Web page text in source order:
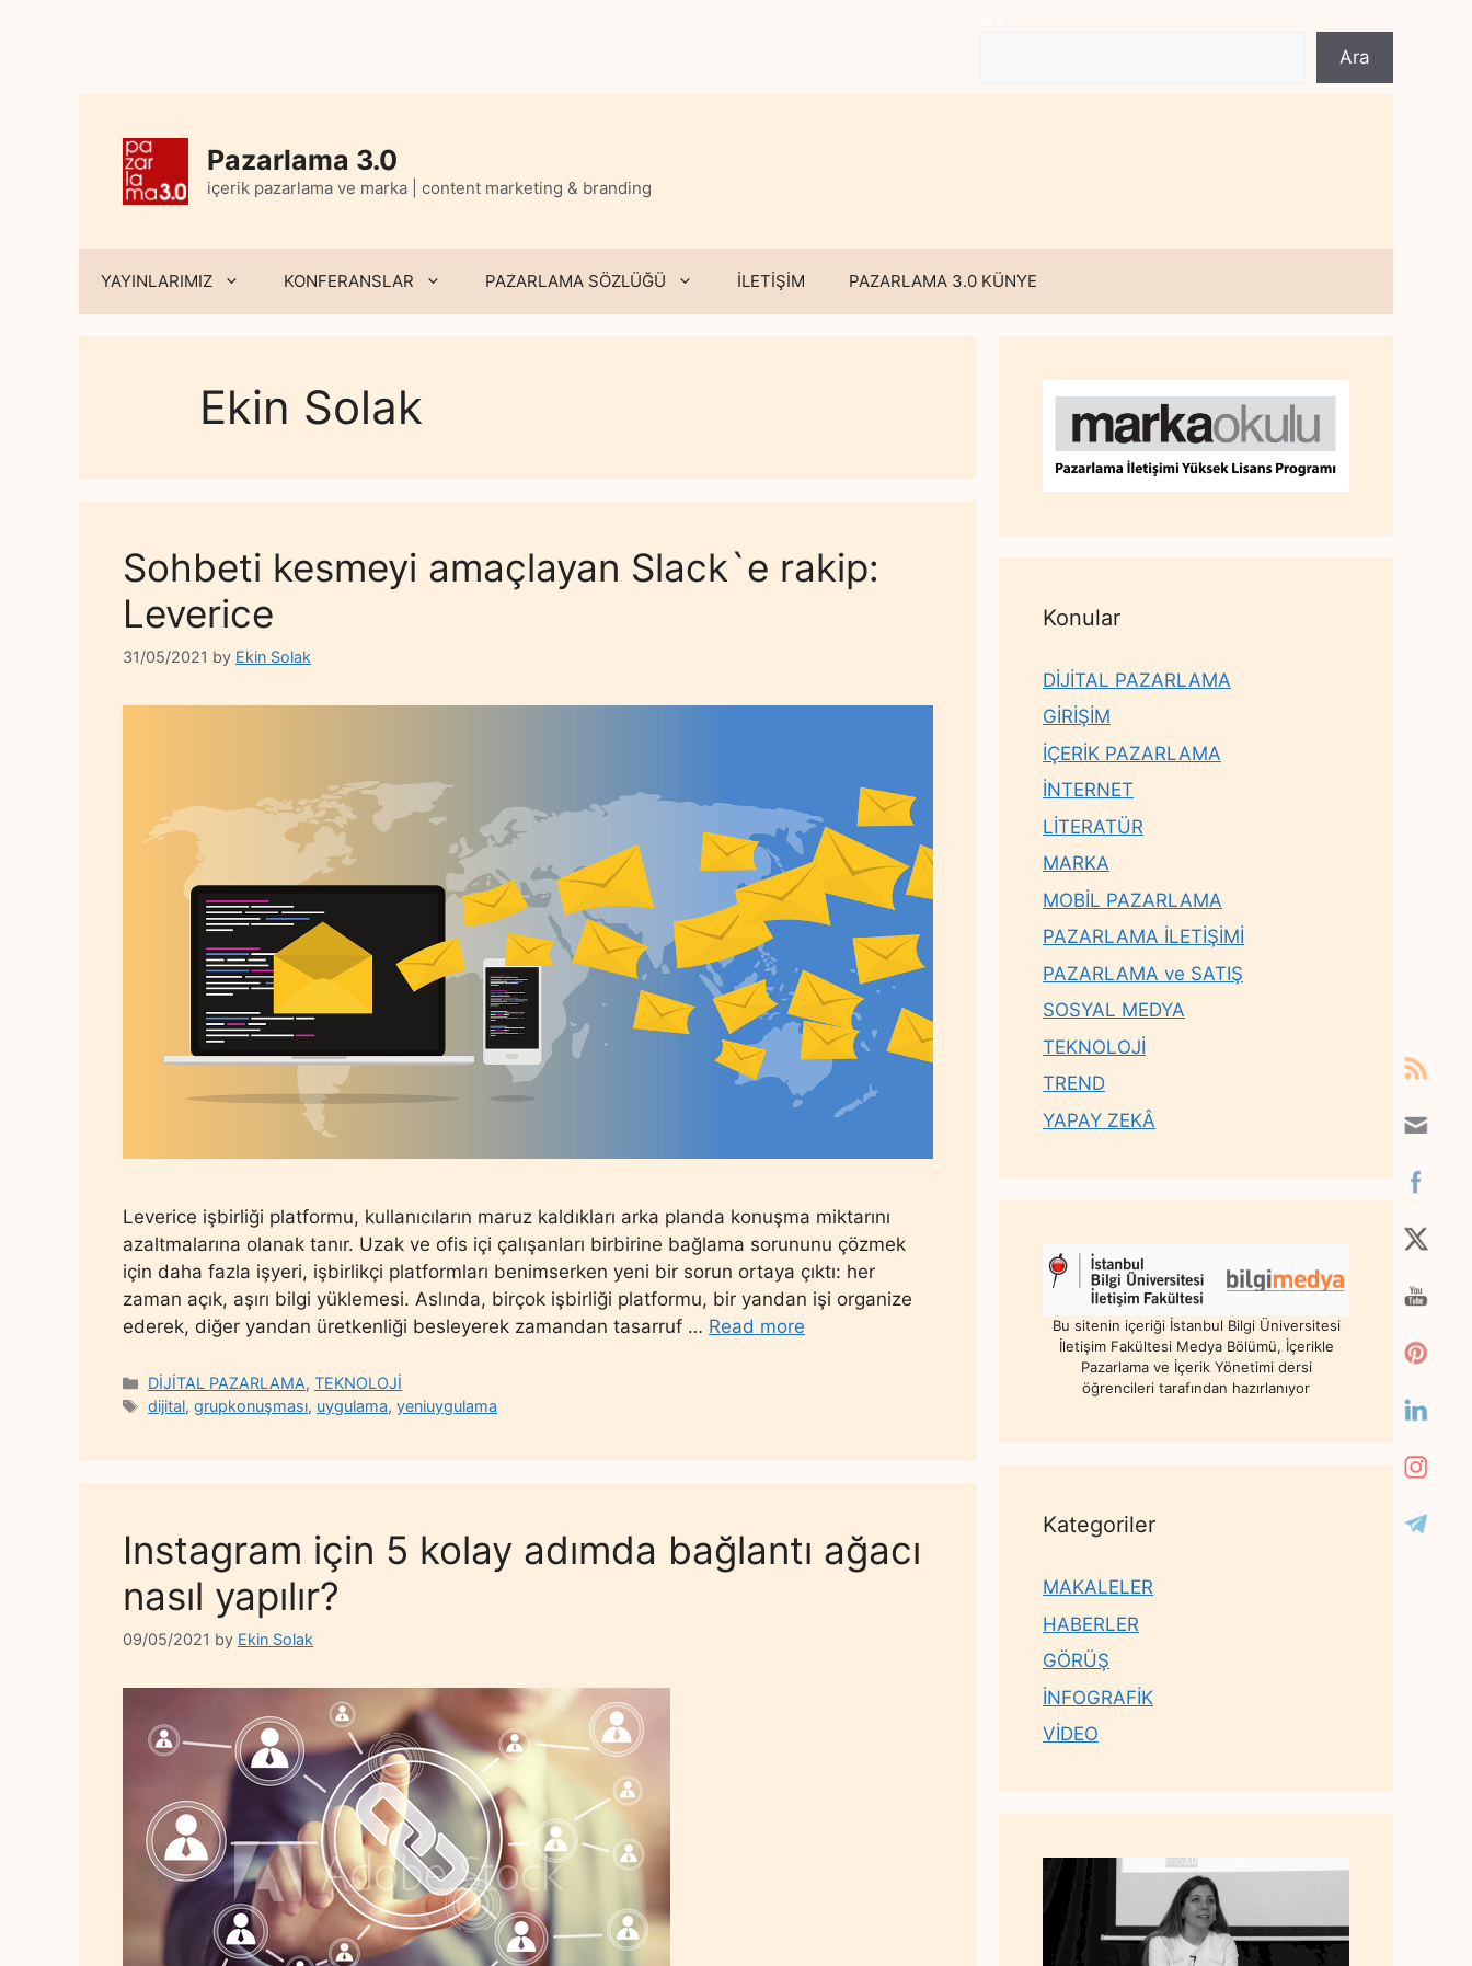
Ara
Pazarlama 3.0
içerik pazarlama ve marka | content marketing & branding
YAYINLARIMIZ KONFERANSLAR PAZARLAMA SÖZLÜĞÜ İLETİŞİM PAZARLAMA 3.0 KÜNYE
Ekin Solak
Sohbeti kesmeyi amaçlayan Slack`e rakip:
Leverice
31/05/2021 by Ekin Solak
Leverice işbirliği platformu, kullanıcıların maruz kaldıkları arka planda konuşma miktarını
azaltmalarına olanak tanır. Uzak ve ofis içi çalışanları birbirine bağlama sorununu çözmek
için daha fazla işyeri, işbirlikçi platformları benimserken yeni bir sorun ortaya çıktı: her
zaman açık, aşırı bilgi yüklemesi. Aslında, birçok işbirliği platformu, bir yandan işi organize
ederek, diğer yandan üretkenliği besleyerek zamandan tasarruf … Read more
Categories
DİJİTAL PAZARLAMA,TEKNOLOJİ
Tags
dijital,grupkonuşması, uygulama,yeniuygulama
Instagram için 5 kolay adımda bağlantı ağacı
nasıl yapılır?
09/05/2021 by Ekin Solak
Konular
DİJİTAL PAZARLAMA
GİRİŞİM
İÇERİK PAZARLAMA
İNTERNET
LİTERATÜR
MARKA
MOBİL PAZARLAMA
PAZARLAMA İLETİŞİMİ
PAZARLAMA ve SATIŞ
SOSYAL MEDYA
TEKNOLOJİ
TREND
YAPAY ZEKÂ
Bu sitenin içeriği İstanbul Bilgi Üniversitesi
İletişim Fakültesi Medya Bölümü, İçerikle
Pazarlama ve İçerik Yönetimi dersi
öğrencileri tarafından hazırlanıyor
Kategoriler
MAKALELER
HABERLER
GÖRÜŞ
İNFOGRAFİK
VİDEO